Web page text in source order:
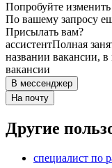
Попробуйте
По вашему запросу
Присылать вам?
ассистентПолная
названии вакансии,
вакансии
В мессенджер
На почту
Другие
специалист по